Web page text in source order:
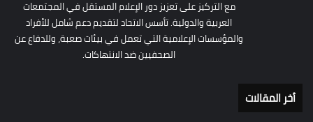
مع التركيز على تعزيز دور الإعلام المستقل في المجتمعات
العربية والدولية. تأسس الاتحاد لتقديم دعم شامل للأفراد
والمؤسسات الإعلامية التي تعمل في بيئات صعبة، وللدفاع عن
الصحفيين ضد الانتهاكات.
أخر المقالات